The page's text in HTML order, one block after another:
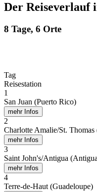
Der Reiseverlauf
8 Tage, 6 Orte
Tag
Reisestation
1
San Juan (Puerto Rico)
mehr Infos
2
Charlotte Amalie/St.
mehr Infos
3
Saint John's/Antigua
mehr Infos
4
Terre-de-Haut (Guadeloupe)